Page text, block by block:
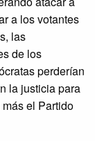
a los votantes
las
de los
perderían
la justicia para
el Partido